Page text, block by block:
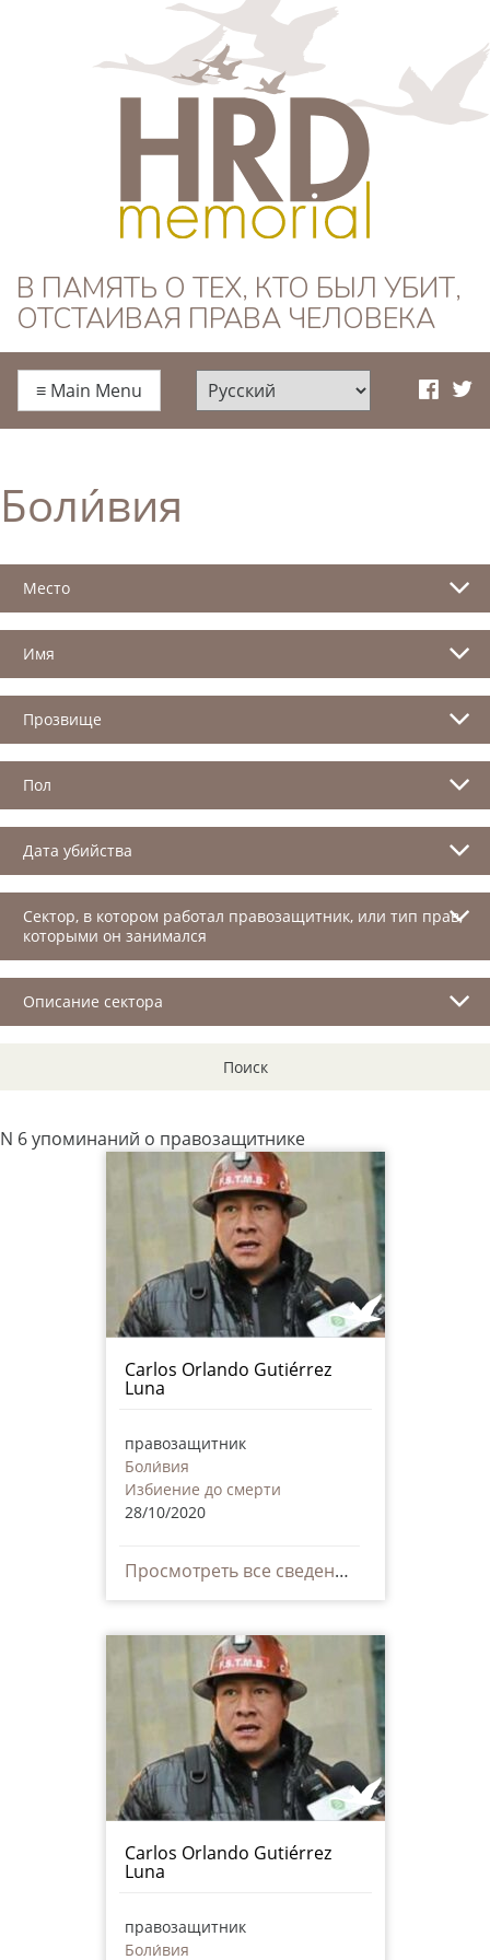
HRD Memorial —
Русский
В ПАМЯТЬ О ТЕХ, КТО БЫЛ УБИТ,
ОТСТАИВАЯ ПРАВА ЧЕЛОВЕКА
≡ Main Menu
Боли́вия
Место
Имя
Прозвище
Пол
Дата убийства
Сектор, в котором работал правозащитник, или тип прав,
которыми он занимался
Описание сектора
Поиск
N 6 упоминаний о правозащитнике
Carlos Orlando Gutiérrez
Luna
правозащитник
Боли́вия
Избиение до смерти
28/10/2020
Просмотреть все сведения
Carlos Orlando Gutiérrez
Luna
правозащитник
Боли́вия